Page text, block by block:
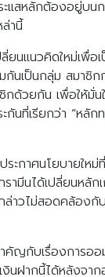
สหลักต้องอยู่บน
านี้
ลี่ยนแนวคิดใหม่เ
กันเป็นกลุ่ม สมา
ด้วยกัน เพื่อให้มั่น
ะกันที่เรียกว่า “ห
ะกาศนโยบายให
ามีนได้เปลี่ยนหลั
ล่าวไม่สอดคล้อง
คัญกับเรื่องการอ
งินฝากนี้ได้หลังจ